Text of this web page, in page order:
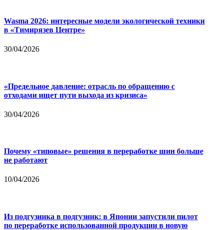
Wasma 2026: интересные модели экологической техники
в «Тимирязев Центре»
30/04/2026
«Предельное давление: отрасль по обращению с
отходами ищет пути выхода из кризиса»
30/04/2026
Почему «типовые» решения в переработке шин больше
не работают
10/04/2026
Из подгузника в подгузник: в Японии запустили пилот
по переработке использованной продукции в новую